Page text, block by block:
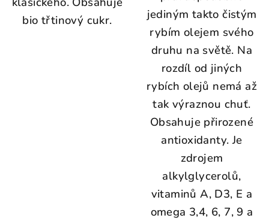
bio třtinový cukr.
jediným takto čistým
rybím olejem svého
druhu na světě. Na
rozdíl od jiných
rybích olejů nemá až
tak výraznou chuť.
Obsahuje přirozené
antioxidanty. Je
zdrojem
alkylglycerolů,
vitaminů A, D3, E a
omega 3,4, 6, 7, 9 a